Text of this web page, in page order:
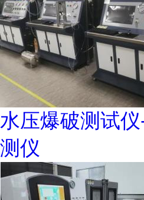
水压爆破测试
测仪